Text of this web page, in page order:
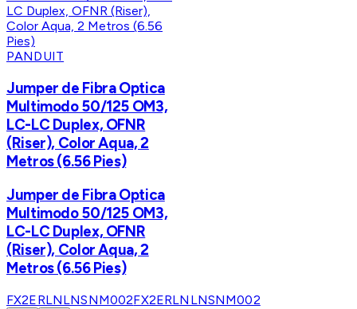
PANDUIT
Jumper de Fibra Optica
Multimodo 50/125 OM3,
LC-LC Duplex, OFNR
(Riser), Color Aqua, 2
Metros (6.56 Pies)
Jumper de Fibra Optica
Multimodo 50/125 OM3,
LC-LC Duplex, OFNR
(Riser), Color Aqua, 2
Metros (6.56 Pies)
FX2ERLNLNSNM002FX2ERLNLNSNM002